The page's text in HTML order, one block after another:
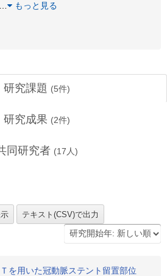
もっと見る
研究課題 (5件)
研究成果 (2件)
同研究者 (17 人)
を用いた冠動脈ステント留置部位